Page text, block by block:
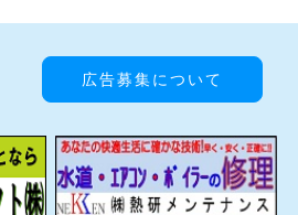
広告募集について